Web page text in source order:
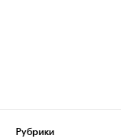
Рубрики